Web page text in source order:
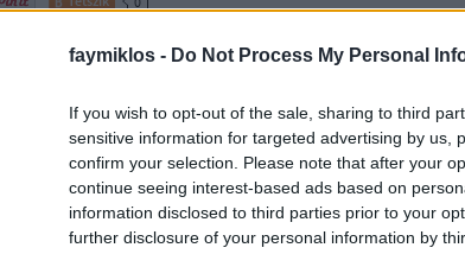
faymiklos - Do Not Process My Personal
If you wish to opt-out of the sale, sharing to third
sensitive information for targeted advertising by us,
confirm your selection. Please note that after your
continue seeing interest-based ads based on
information disclosed to third parties prior to your
further disclosure of your personal information by